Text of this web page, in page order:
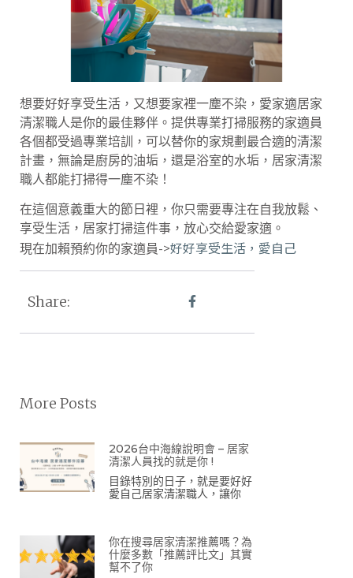
想要好好享受生活，又想要家裡一塵不染，愛家適居家
清潔職人是你的最佳夥伴。提供專業打掃服務的家適員
各個都受過專業培訓，可以替你的家規劃最合適的清潔
計畫，無論是廚房的油垢，還是浴室的水垢，居家清潔
職人都能打掃得一塵不染！
在這個意義重大的節日裡，你只需要專注在自我放鬆、
享受生活，居家打掃這件事，放心交給愛家適。
現在加賴預約你的家適員->好好享受生活，愛自己
Share:
More Posts
2026台中海線說明會 – 居家
清潔人員找的就是你 !
目錄特別的日子，就是要好好
愛自己居家清潔職人，讓你
你在搜尋居家清潔推薦嗎？為
什麼多數「推薦評比文」其實
幫不了你